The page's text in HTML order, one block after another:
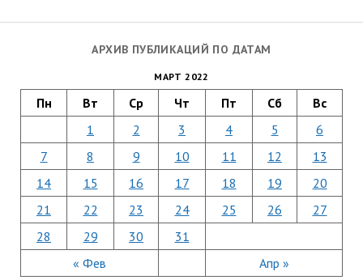
АРХИВ ПУБЛИКАЦИЙ ПО ДАТАМ
МАРТ 2022
Пн Вт Ср Чт Пт Сб Вс
« Фев Апр »
1 2 3 4 5
6
7
8 9 10 11 12
13
14
15 16 17 18 19
20
21
22 23 24 25 26
27
28
29 30 31